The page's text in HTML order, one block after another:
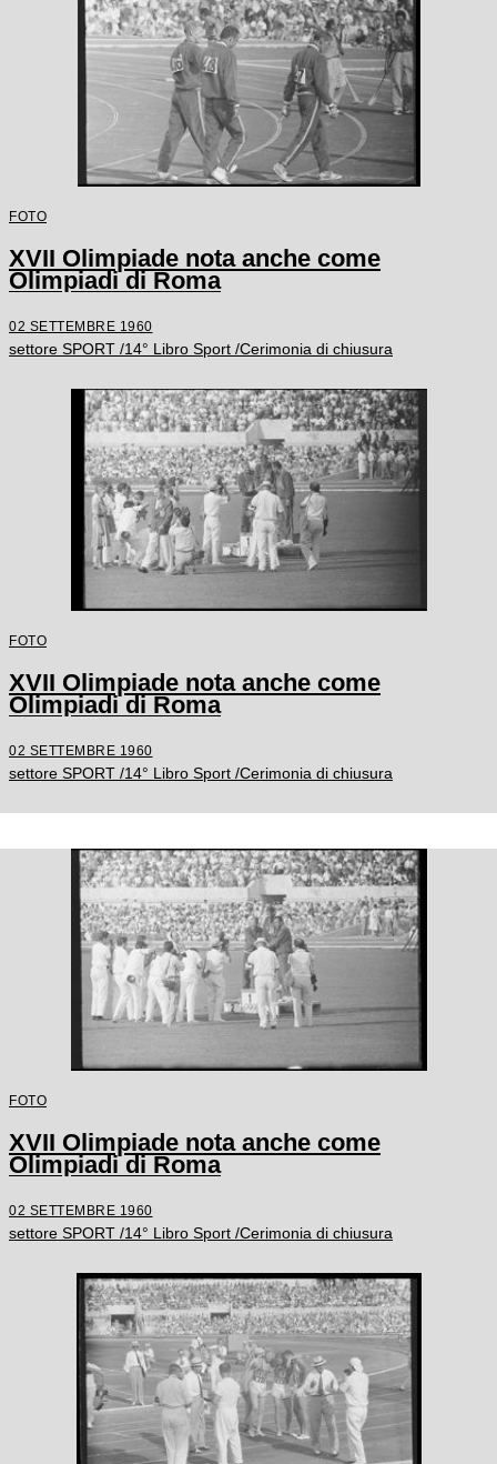
FOTO
XVII Olimpiade nota anche come
Olimpiadi di Roma
02 SETTEMBRE 1960
settore SPORT /14° Libro Sport /Cerimonia di chiusura
FOTO
XVII Olimpiade nota anche come
Olimpiadi di Roma
02 SETTEMBRE 1960
settore SPORT /14° Libro Sport /Cerimonia di chiusura
FOTO
XVII Olimpiade nota anche come
Olimpiadi di Roma
02 SETTEMBRE 1960
settore SPORT /14° Libro Sport /Cerimonia di chiusura